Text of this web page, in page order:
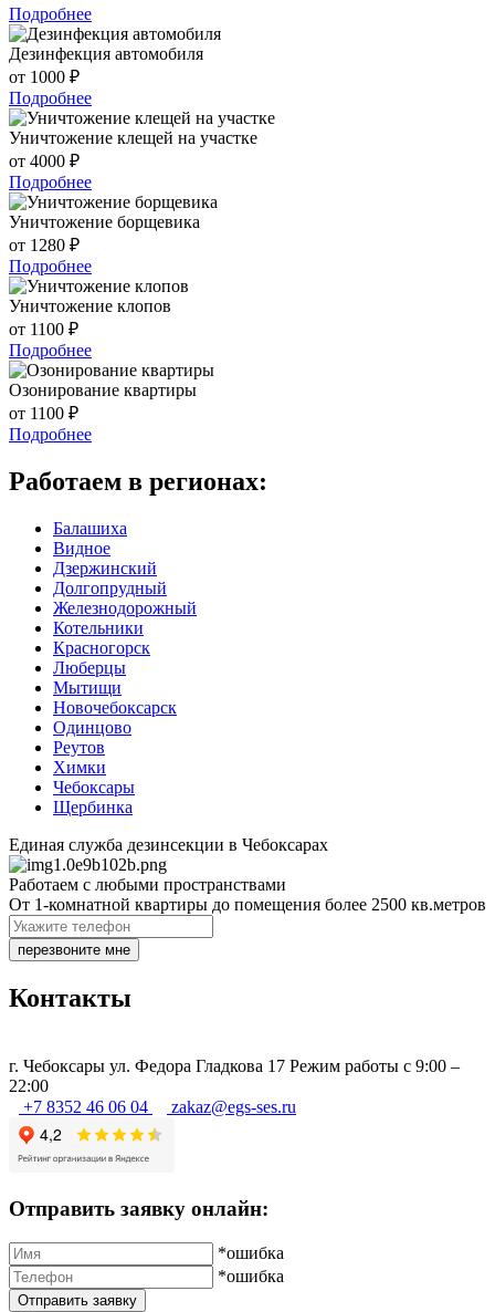
Подробнее
Дезинфекция автомобиля
от 1000 ₽
Подробнее
Уничтожение клещей на участке
от 4000 ₽
Подробнее
Уничтожение борщевика
от 1280 ₽
Подробнее
Уничтожение клопов
от 1100 ₽
Подробнее
Озонирование квартиры
от 1100 ₽
Подробнее
Работаем в регионах:
Балашиха
Видное
Дзержинский
Долгопрудный
Железнодорожный
Котельники
Красногорск
Люберцы
Мытищи
Новочебоксарск
Одинцово
Реутов
Химки
Чебоксары
Щербинка
Единая служба дезинсекции в Чебоксарах
Работаем с любыми пространствами
От 1-комнатной квартиры до помещения более 2500 кв.метров
перезвоните мне
Контакты
г. Чебоксары ул. Федора Гладкова 17 Режим работы с 9:00 –
22:00
+7 8352 46 06 04
zakaz@egs-ses.ru
Отправить заявку онлайн:
*ошибка
*ошибка